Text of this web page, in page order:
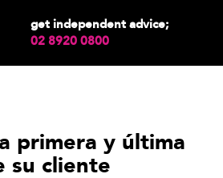
get independent advice;
02 8920 0800
primera y última
su cliente